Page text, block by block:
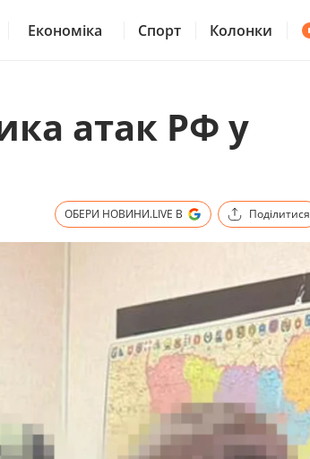
Економіка Спорт Колонки
атак РФ у
ОБЕРИ НОВИНИ.LIVE В Поділитися